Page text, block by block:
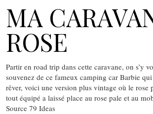
MA
ROSE
Partir en road trip dans cette caravane, on s’y
souvenez de ce fameux camping car Barbie
rêver, voici une version plus vintage où le rose
tout équipé a laissé place au rose pale et au
Source 79 Ideas